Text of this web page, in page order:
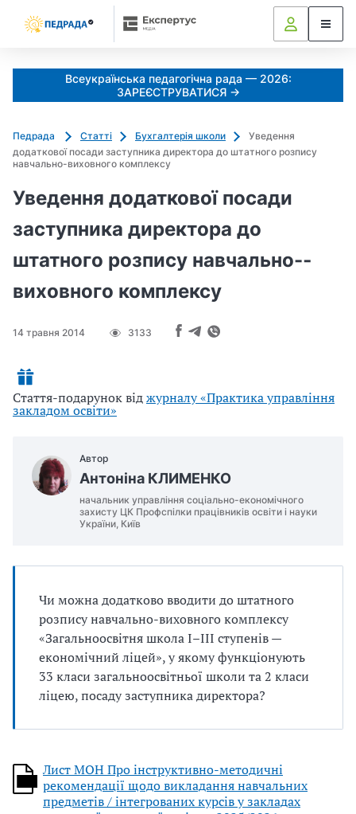
Всеукраїнська педагогічна рада — 2026:
ЗАРЕЄСТРУВАТИСЯ →
Педрада Статті Бухгалтерія школи
Уведення
додаткової посади заступника директора до штатного розпису
навчально-­виховного комплексу
Уведення додаткової посади
заступника директора до
штатного розпису навчально-­
виховного комплексу
14 травня 2014 3133
Стаття-подарунок віджурналу «Практика управління
закладом освіти»
Автор
Антоніна КЛИМЕНКО
начальник управління соціально-економічного
захисту ЦК Профспілки працівників освіти і науки
України, Київ
Чи можна додатково вводити до штатного
розпису навчально-виховного комплексу
«Загальноосвітня школа І–ІІІ ступенів —
економічний ліцей», у якому функціонують
33 класи загальноосвітньої школи та 2 класи
ліцею, посаду заступника директора?
Лист МОН Про інструктивно-методичні
рекомендації щодо викладання навчальних
предметів / інтегрованих курсів у закладах